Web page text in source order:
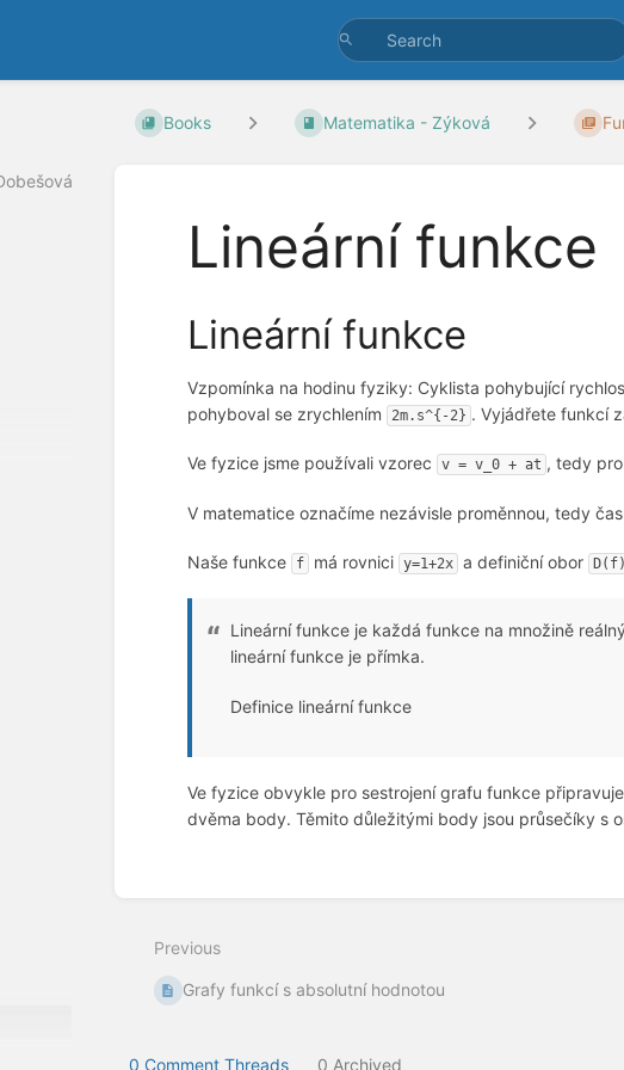
Books Matematika - Zýková
Lineární funkce
Lineární funkce
Vzpomínka na hodinu fyziky: Cyklista pohybující
pohyboval se zrychlením
2m.s^{-2} . Vyjádřete funkcí
Ve fyzice jsme používali vzorec v = v_0 + at , tedy
V matematice označíme nezávisle proměnnou, tedy čas
Naše funkce f má rovnici y=1+2x a definiční obor
Lineární funkce je každá funkce na množině
lineární funkce je přímka.
Definice lineární funkce
Ve fyzice obvykle pro sestrojení grafu funkce
dvěma body. Těmito důležitými body jsou průsečíky s
Previous
Grafy funkcí s absolutní hodnotou
0 Comment Threads 0 Archived